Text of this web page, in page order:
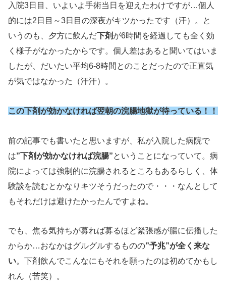
入院3日目、いよいよ手術当日を迎えたわけですが…個人
的には2日目～3日目の深夜がキツかったです（汗）。と
いうのも、夕方に飲んだ下剤 が6時間を経過しても全く効
く様子がなかったからです。個人差はあると聞いてはいま
したが、だいたい平均6-8時間とのことだったので正直気
が気ではなかった（汗汗）。
この下剤が効かなければ翌朝の浣腸地獄が待っている！！
前の記事でも書いたと思いますが、私が入院した病院で
は”下剤が効かなければ浣腸”ということになっていて。病
院によっては強制的に浣腸されるところもあるらしく、体
験談を読むとかなりキツそうだったので・・・なんとして
もそれだけは避けたかったんですよね。
でも、焦る気持ちが募れば募るほど緊張感が腸に伝播した
からか…おなかはグルグルするものの”予兆”が全く来な
い。下剤飲んでこんなにもそれを願ったのは初めてかもし
れん（苦笑）。